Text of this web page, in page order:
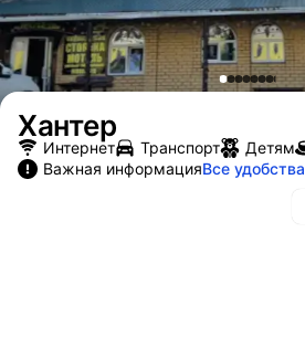
Хантер
Интернет Транспорт Детям
Важная информацияВсе удобства